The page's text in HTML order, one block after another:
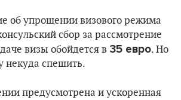
об упрощении визового режима
сбор за рассмотрение
визы обойдется в 35 евро. Но
некуда спешить.
предусмотрена и ускоренная